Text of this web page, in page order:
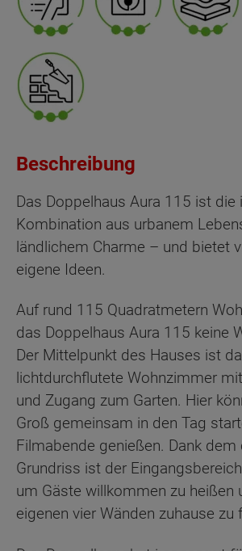
Beschreibung
Das Doppelhaus Aura 115 ist die
Kombination aus urbanem
ländlichem Charme – und bietet
eigene Ideen.
Auf rund 115 Quadratmetern
das Doppelhaus Aura 115 keine
Der Mittelpunkt des Hauses ist
lichtdurchflutete Wohnzimmer
und Zugang zum Garten. Hier
Groß gemeinsam in den Tag
Filmabende genießen. Dank dem
Grundriss ist der
um Gäste willkommen zu heißen
eigenen vier Wänden zuhause zu